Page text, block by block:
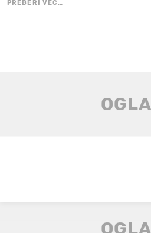
PREBERI VEČ…